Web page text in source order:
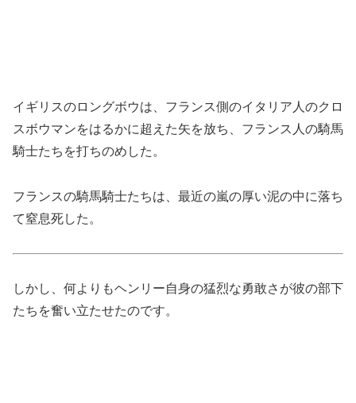
イギリスのロングボウは、フランス側のイタリア人のクロ
スボウマンをはるかに超えた矢を放ち、フランス人の騎馬
騎士たちを打ちのめした。
フランスの騎馬騎士たちは、最近の嵐の厚い泥の中に落ち
て窒息死した。
しかし、何よりもヘンリー自身の猛烈な勇敢さが彼の部下
たちを奮い立たせたのです。